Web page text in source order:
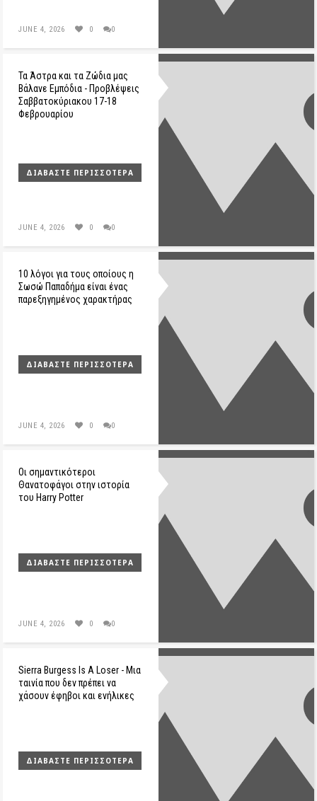
JUNE 4, 2026 0 0
Τα Άστρα και τα Ζώδια μας
Βάλανε Εμπόδια - Προβλέψεις
Σαββατοκύριακου 17-18
Φεβρουαρίου
ΔΙΑΒΆΣΤΕ ΠΕΡΙΣΣΌΤΕΡΑ
JUNE 4, 2026 0 0
10 λόγοι για τους οποίους η
Σωσώ Παπαδήμα είναι ένας
παρεξηγημένος χαρακτήρας
ΔΙΑΒΆΣΤΕ ΠΕΡΙΣΣΌΤΕΡΑ
JUNE 4, 2026 0 0
Οι σημαντικότεροι
Θανατοφάγοι στην ιστορία
του Harry Potter
ΔΙΑΒΆΣΤΕ ΠΕΡΙΣΣΌΤΕΡΑ
JUNE 4, 2026 0 0
Sierra Burgess Is A Loser - Μια
ταινία που δεν πρέπει να
χάσουν έφηβοι και ενήλικες
ΔΙΑΒΆΣΤΕ ΠΕΡΙΣΣΌΤΕΡΑ